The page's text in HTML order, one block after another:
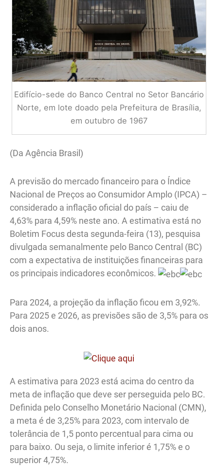
Edifício-sede do Banco Central no Setor Bancário
Norte, em lote doado pela Prefeitura de Brasília,
em outubro de 1967
(Da Agência Brasil)
A previsão do mercado financeiro para o Índice
Nacional de Preços ao Consumidor Amplo (IPCA) –
considerado a inflação oficial do país – caiu de
4,63% para 4,59% neste ano. A estimativa está no
Boletim Focus desta segunda-feira (13), pesquisa
divulgada semanalmente pelo Banco Central (BC)
com a expectativa de instituições financeiras para
os principais indicadores econômicos.
Para 2024, a projeção da inflação ficou em 3,92%.
Para 2025 e 2026, as previsões são de 3,5% para os
dois anos.
A estimativa para 2023 está acima do centro da
meta de inflação que deve ser perseguida pelo BC.
Definida pelo Conselho Monetário Nacional (CMN),
a meta é de 3,25% para 2023, com intervalo de
tolerância de 1,5 ponto percentual para cima ou
para baixo. Ou seja, o limite inferior é 1,75% e o
superior 4,75%.